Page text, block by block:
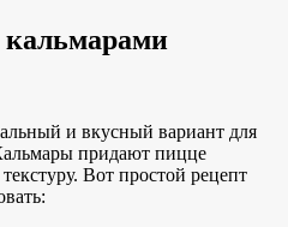
и вкусный вариант для
придают пицце
Вот простой рецепт